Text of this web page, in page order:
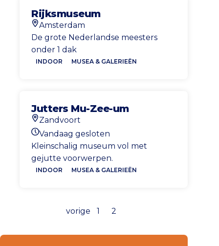
Rijksmuseum
Locatie
Amsterdam
De grote Nederlandse meesters
onder 1 dak
INDOOR MUSEA & GALERIEËN
Jutters Mu-Zee-um
Locatie
Zandvoort
Openingstijden vandaag
Vandaag gesloten
Kleinschalig museum vol met
gejutte voorwerpen.
INDOOR MUSEA & GALERIEËN
vorige 1 2